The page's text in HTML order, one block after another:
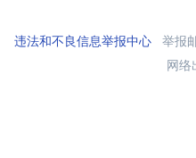
违法和不良信息举报中心举报
网